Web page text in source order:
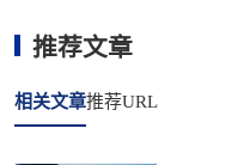
推荐文章
相关文章推荐URL